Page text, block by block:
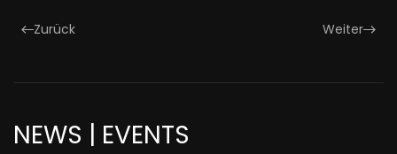
Zurück Weiter
NEWS | EVENTS